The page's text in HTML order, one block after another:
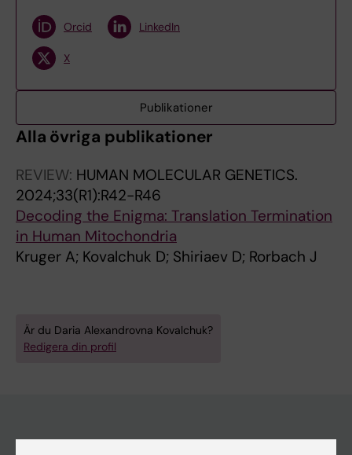
Orcid LinkedIn
X
Publikationer
Alla övriga publikationer
REVIEW: HUMAN MOLECULAR GENETICS.
2024;33(R1):R42-R46
Decoding the Enigma: Translation Termination
in Human Mitochondria
Kruger A; Kovalchuk D; Shiriaev D; Rorbach J
Är du Daria Alexandrovna Kovalchuk?
Redigera din profil